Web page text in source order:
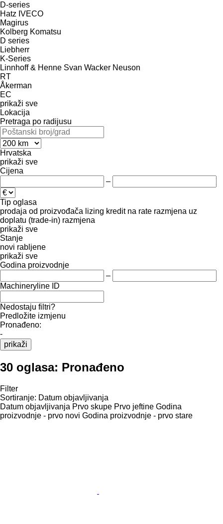
D-series
Hatz IVECO
Magirus
Kolberg Komatsu
D series
Liebherr
K-Series
Linnhoff & Henne Svan Wacker Neuson
RT
Åkerman
EC
prikaži sve
Lokacija
Pretraga po radijusu
Hrvatska
prikaži sve
Cijena
–
Tip oglasa
prodaja od proizvođača lizing kredit na rate razmjena uz
doplatu (trade-in) razmjena
prikaži sve
Stanje
novi rabljene
prikaži sve
Godina proizvodnje
–
Machineryline ID
Nedostaju filtri?
Predložite izmjenu
Pronađeno:
-
prikaži
30 oglasa: Pronađeno
Filter
Sortiranje: Datum objavljivanja
Datum objavljivanja Prvo skupe Prvo jeftine Godina
proizvodnje - prvo novi Godina proizvodnje - prvo stare